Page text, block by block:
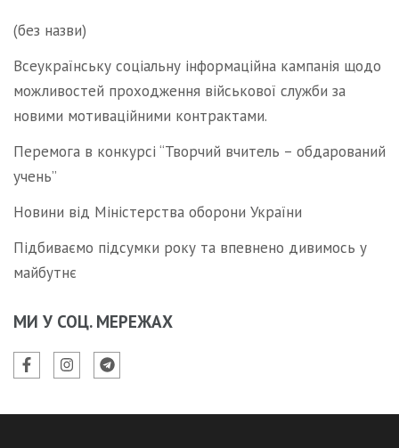
(без назви)
Всеукраїнську соціальну інформаційна кампанія щодо
можливостей проходження військової служби за
новими мотиваційними контрактами.
Перемога в конкурсі “Творчий вчитель – обдарований
учень”
Новини від Міністерства оборони України
Підбиваємо підсумки року та впевнено дивимось у
майбутнє
МИ У СОЦ. МЕРЕЖАХ